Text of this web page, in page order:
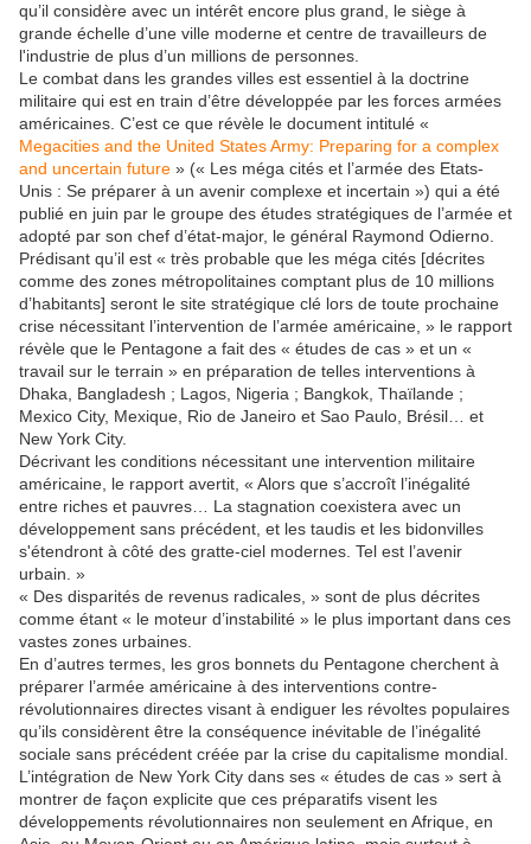
qu’il considère avec un intérêt encore plus grand, le siège à
grande échelle d’une ville moderne et centre de travailleurs de
l'industrie de plus d’un millions de personnes.
Le combat dans les grandes villes est essentiel à la doctrine
militaire qui est en train d’être développée par les forces armées
américaines. C’est ce que révèle le document intitulé «
Megacities and the United States Army: Preparing for a complex
and uncertain future » (« Les méga cités et l’armée des Etats-
Unis : Se préparer à un avenir complexe et incertain ») qui a été
publié en juin par le groupe des études stratégiques de l’armée et
adopté par son chef d’état-major, le général Raymond Odierno.
Prédisant qu’il est « très probable que les méga cités [décrites
comme des zones métropolitaines comptant plus de 10 millions
d’habitants] seront le site stratégique clé lors de toute prochaine
crise nécessitant l’intervention de l’armée américaine, » le rapport
révèle que le Pentagone a fait des « études de cas » et un «
travail sur le terrain » en préparation de telles interventions à
Dhaka, Bangladesh ; Lagos, Nigeria ; Bangkok, Thaïlande ;
Mexico City, Mexique, Rio de Janeiro et Sao Paulo, Brésil… et
New York City.
Décrivant les conditions nécessitant une intervention militaire
américaine, le rapport avertit, « Alors que s’accroît l’inégalité
entre riches et pauvres… La stagnation coexistera avec un
développement sans précédent, et les taudis et les bidonvilles
s'étendront à côté des gratte-ciel modernes. Tel est l’avenir
urbain. »
« Des disparités de revenus radicales, » sont de plus décrites
comme étant « le moteur d’instabilité » le plus important dans ces
vastes zones urbaines.
En d’autres termes, les gros bonnets du Pentagone cherchent à
préparer l’armée américaine à des interventions contre-
révolutionnaires directes visant à endiguer les révoltes populaires
qu’ils considèrent être la conséquence inévitable de l’inégalité
sociale sans précédent créée par la crise du capitalisme mondial.
L’intégration de New York City dans ses « études de cas » sert à
montrer de façon explicite que ces préparatifs visent les
développements révolutionnaires non seulement en Afrique, en